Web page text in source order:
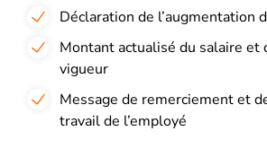
Déclaration de l’augmentation
Montant actualisé du salaire et
vigueur
Message de remerciement et
travail de l’employé